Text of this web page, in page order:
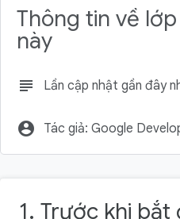
Thông tin về
này
subject Lần cập nhật gần đây
account_circle Tác giả: Google
1. Trước khi bắt